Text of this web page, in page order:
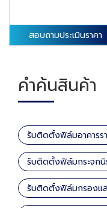
สอบถามประเมินราคา
คำค้นสินค้า
รับติดตั้งฟิล์มอาคารร
รับติดตั้งฟิล์มกระจกนิ
รับติดตั้งฟิล์มกรองแ